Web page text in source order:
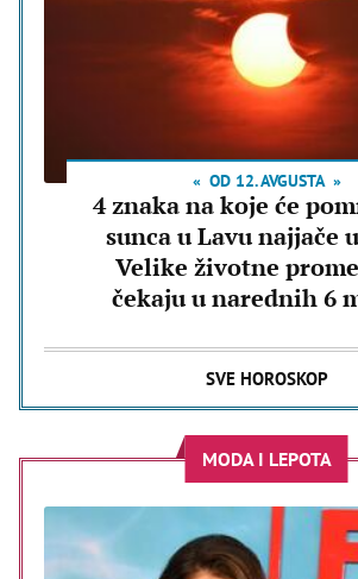
OD 12. AVGUSTA
4 znaka na koje će
sunca u Lavu najjače
Velike životne
čekaju u narednih 6
SVE HOROSKOP
MODA I LEPOTA